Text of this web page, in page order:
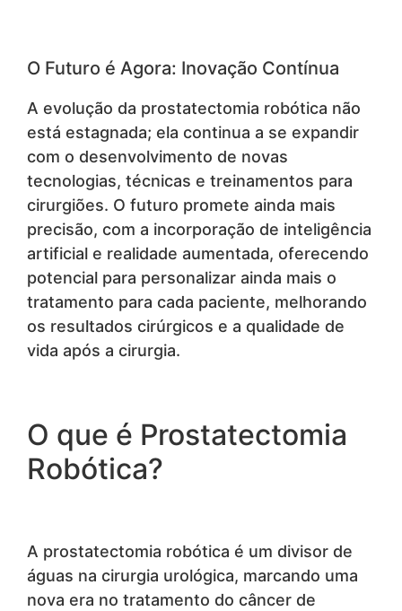
O Futuro é Agora: Inovação Contínua
A evolução da prostatectomia robótica não
está estagnada; ela continua a se expandir
com o desenvolvimento de novas
tecnologias, técnicas e treinamentos para
cirurgiões. O futuro promete ainda mais
precisão, com a incorporação de inteligência
artificial e realidade aumentada, oferecendo
potencial para personalizar ainda mais o
tratamento para cada paciente, melhorando
os resultados cirúrgicos e a qualidade de
vida após a cirurgia.
O que é Prostatectomia
Robótica?
A prostatectomia robótica é um divisor de
águas na cirurgia urológica, marcando uma
nova era no tratamento do câncer de